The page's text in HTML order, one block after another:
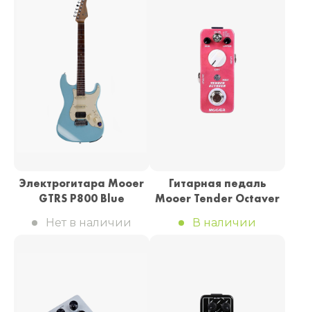
Электрогитара Mooer
GTRS P800 Blue
Нет в наличии
Гитарная педаль
Mooer Tender Octaver
В наличии